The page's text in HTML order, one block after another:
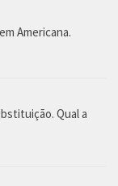
Americana.
Qual a